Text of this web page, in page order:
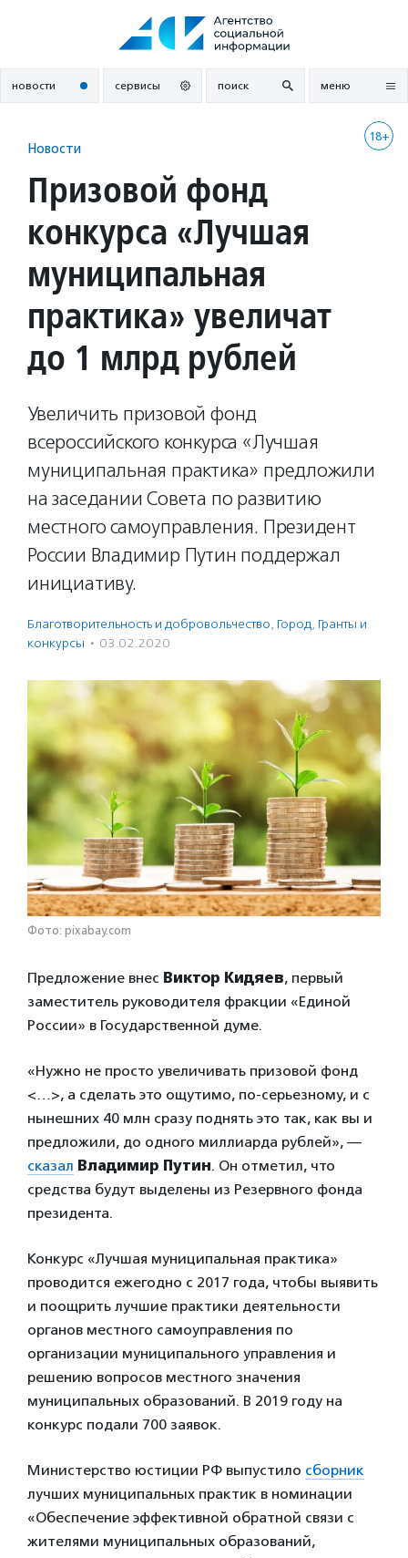
новости сервисы поиск меню
18+
Новости
Призовой фонд
конкурса «Лучшая
муниципальная
практика» увеличат
до 1 млрд рублей
Увеличить призовой фонд
всероссийского конкурса «Лучшая
муниципальная практика» предложили
на заседании Совета по развитию
местного самоуправления. Президент
России Владимир Путин поддержал
инициативу.
Благотвори­тель­ность и доброволь­чест­во, Город, Гранты и
конкурсы · 03.02.2020
Фото: pixabay.com
Предложение внес Виктор Кидяев, первый
заместитель руководителя фракции «Единой
России» в Государственной думе.
«Нужно не просто увеличивать призовой фонд
<…>, а сделать это ощутимо, по-серьезному, и с
нынешних 40 млн сразу поднять это так, как вы и
предложили, до одного миллиарда рублей», —
сказал Владимир Путин. Он отметил, что
средства будут выделены из Резервного фонда
президента.
Конкурс «Лучшая муниципальная практика»
проводится ежегодно с 2017 года, чтобы выявить
и поощрить лучшие практики деятельности
органов местного самоуправления по
организации муниципального управления и
решению вопросов местного значения
муниципальных образований. В 2019 году на
конкурс подали 700 заявок.
Министерство юстиции РФ выпустило сборник
лучших муниципальных практик в номинации
«Обеспечение эффективной обратной связи с
жителями муниципальных образований,